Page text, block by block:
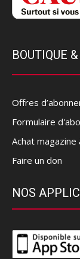
BOUTIQUE
Offres
Formulaire
Achat magazine
Faire un don
NOS